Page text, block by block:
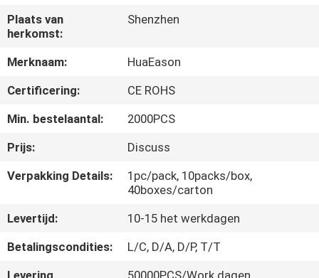
ONGEVEER
ONS
FABRIEKSREIS
KWALITEITSCONTROLE
OM
EEN
CITAAT
Plaats van
herkomst:
Shenzhen
Merknaam:
HuaEason
Certificering:
CE ROHS
Min. bestelaantal:
2000PCS
Prijs:
Discuss
Verpakking Details:
1pc/pack, 10packs/box,
40boxes/carton
Levertijd:
10-15 het werkdagen
Betalingscondities:
L/C, D/A, D/P, T/T